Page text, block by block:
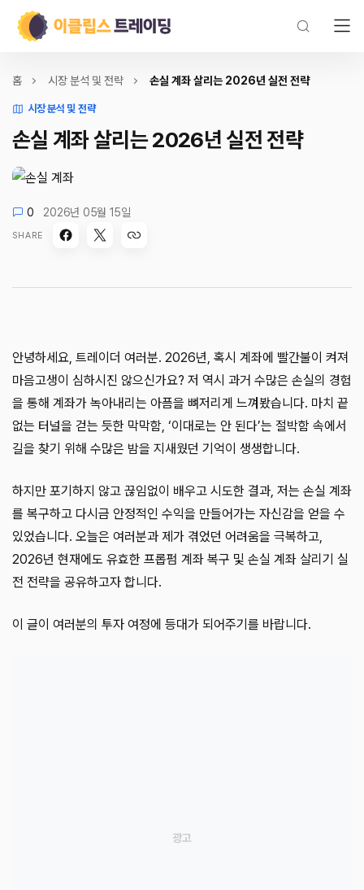
홈 시장 분석 및 전략 손실 계좌 살리는 2026년 실전 전략
시장 분석 및 전략
손실 계좌 살리는 2026년 실전 전략
0 2026년 05월 15일
SHARE
안녕하세요, 트레이더 여러분. 2026년, 혹시 계좌에 빨간불이 켜져
마음고생이 심하시진 않으신가요? 저 역시 과거 수많은 손실의 경험
을 통해 계좌가 녹아내리는 아픔을 뼈저리게 느껴봤습니다. 마치 끝
없는 터널을 걷는 듯한 막막함, ‘이대로는 안 된다’는 절박함 속에서
길을 찾기 위해 수많은 밤을 지새웠던 기억이 생생합니다.
하지만 포기하지 않고 끊임없이 배우고 시도한 결과, 저는 손실 계좌
를 복구하고 다시금 안정적인 수익을 만들어가는 자신감을 얻을 수
있었습니다. 오늘은 여러분과 제가 겪었던 어려움을 극복하고,
2026년 현재에도 유효한 프롭펌 계좌 복구 및 손실 계좌 살리기 실
전 전략을 공유하고자 합니다.
이 글이 여러분의 투자 여정에 등대가 되어주기를 바랍니다.